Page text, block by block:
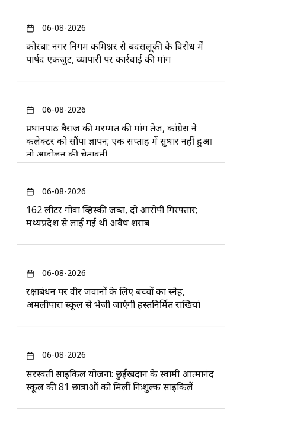
06-08-2026
कोरबा: नगर निगम कमिश्नर से बदसलूकी के विरोध में
पार्षद एकजुट, व्यापारी पर कार्रवाई की मांग
06-08-2026
प्रधानपाठ बैराज की मरम्मत की मांग तेज, कांग्रेस ने
कलेक्टर को सौंपा ज्ञापन; एक सप्ताह में सुधार नहीं हुआ
तो आंदोलन की चेतावनी
06-08-2026
162 लीटर गोवा व्हिस्की जब्त, दो आरोपी गिरफ्तार;
मध्यप्रदेश से लाई गई थी अवैध शराब
06-08-2026
रक्षाबंधन पर वीर जवानों के लिए बच्चों का स्नेह,
अमलीपारा स्कूल से भेजी जाएंगी हस्तनिर्मित राखियां
06-08-2026
सरस्वती साइकिल योजना: छुईखदान के स्वामी आत्मानंद
स्कूल की 81 छात्राओं को मिलीं निःशुल्क साइकिलें